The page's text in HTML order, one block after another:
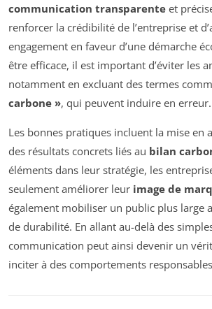
communication transparente et
renforcer la crédibilité de l’entreprise et
engagement en faveur d’une démarche
être efficace, il est important d’éviter les
notamment en excluant des termes
carbone », qui peuvent induire en erreur.
Les bonnes pratiques incluent la mise en
des résultats concrets liés au bilan
éléments dans leur stratégie, les
seulement améliorer leur image de
également mobiliser un public plus large
de durabilité. En allant au-delà des
communication peut ainsi devenir un
inciter à des comportements